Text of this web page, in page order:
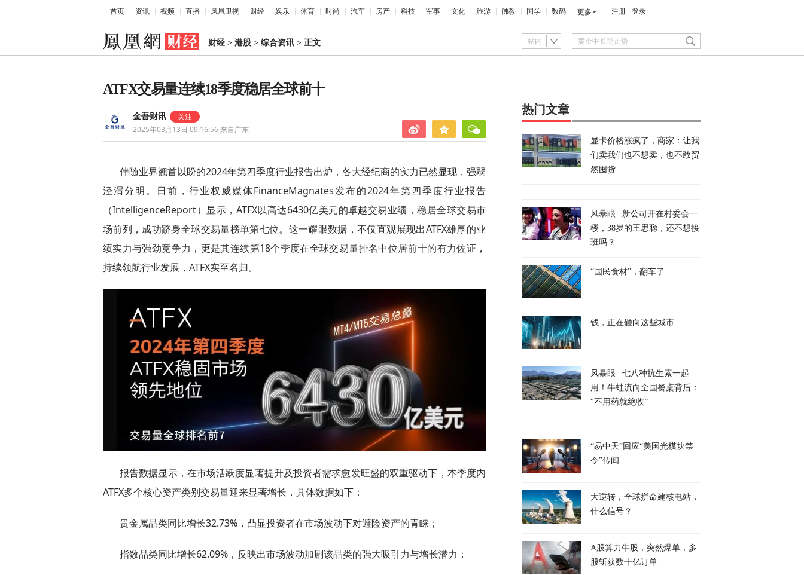
首页 资讯 视频 直播 凤凰卫视 财经 娱乐 体育 时尚 汽车 房产 科技 军事 文化 旅游 佛教 国学 数码 更多 注册 登录
财经> 港股 > 综合资讯 > 正文 站内
ATFX交易量连续18季度稳居全球前十
金吾财讯
2025年03月13日 09:16:56来自广东
伴随业界翘首以盼的2024年第四季度行业报告出炉，各大经纪商的实力已然显现，强弱
泾渭分明。日前，行业权威媒体FinanceMagnates发布的2024年第四季度行业报告
（IntelligenceReport）显示，ATFX以高达6430亿美元的卓越交易业绩，稳居全球交易市
场前列，成功跻身全球交易量榜单第七位。这一耀眼数据，不仅直观展现出ATFX雄厚的业
绩实力与强劲竞争力，更是其连续第18个季度在全球交易量排名中位居前十的有力佐证，
持续领航行业发展，ATFX实至名归。
报告数据显示，在市场活跃度显著提升及投资者需求愈发旺盛的双重驱动下，本季度内
ATFX多个核心资产类别交易量迎来显著增长，具体数据如下：
贵金属品类同比增长32.73%，凸显投资者在市场波动下对避险资产的青睐；
指数品类同比增长62.09%，反映出市场波动加剧该品类的强大吸引力与增长潜力；
热门文章
显卡价格涨疯了，商家：让我
们卖我们也不想卖，也不敢贸
然囤货
风暴眼 | 新公司开在村委会一
楼，38岁的王思聪，还不想接
班吗？
“国民食材”，翻车了
钱，正在砸向这些城市
风暴眼 | 七八种抗生素一起
用！牛蛙流向全国餐桌背后：
“不用药就绝收”
“易中天”回应“美国光模块禁
令”传闻
大逆转，全球拼命建核电站，
什么信号？
A股算力牛股，突然爆单，多
股斩获数十亿订单